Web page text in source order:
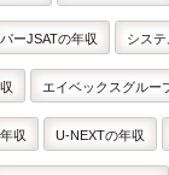
パーJSATの年収 シス
収 エイベックスグルー
年収 U-NEXTの年収